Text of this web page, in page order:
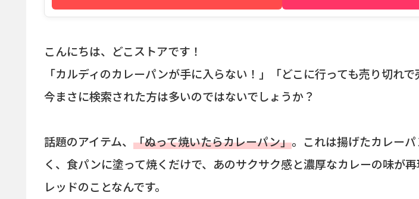
こんにちは、どこストアです！
「カルディのカレーパンが手に入らない！」「どこに行っても売り切れで
今まさに検索された方は多いのではないでしょうか？
話題のアイテム、 「ぬって焼いたらカレーパン」。これは揚げたカレー
く、食パンに塗って焼くだけで、あのサクサク感と濃厚なカレーの味が
レッドのことなんです。